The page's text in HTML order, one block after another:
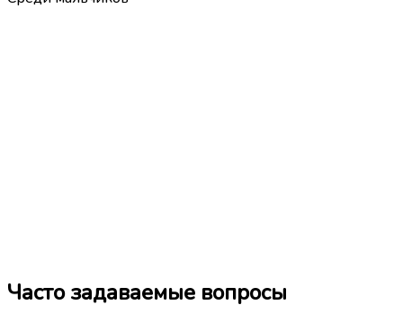
Часто задаваемые вопросы